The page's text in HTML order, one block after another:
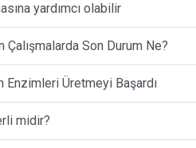
yardımcı olabilir
Son Durum Ne?
Enzimleri Üretmeyi Başardı
midir?